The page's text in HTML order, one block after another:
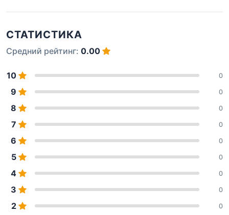
СТАТИСТИКА
Средний рейтинг: 0.00
10 0
9 0
8 0
7 0
6 0
5 0
4 0
3 0
2 0